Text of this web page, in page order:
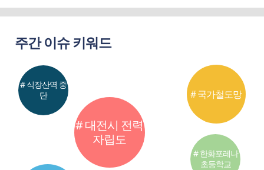
주간 이슈 키워드
# 대전시 전력
자립도
# 국가철도망
# 식장산역 중
단
# 한화포레나
초등학교